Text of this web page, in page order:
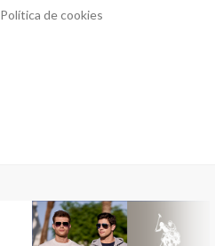
Política de cookies